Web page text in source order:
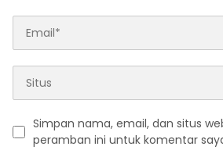
Simpan nama, email, dan situs
peramban ini untuk komentar